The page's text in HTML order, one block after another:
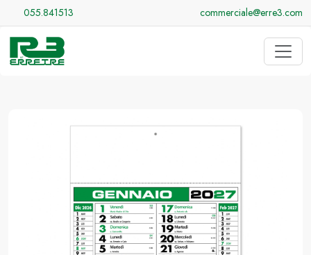
055.841513 commerciale@erre3.com